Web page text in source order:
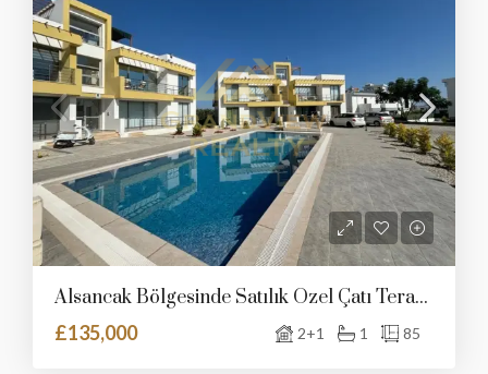
Alsancak Bölgesinde Satılık Özel Çatı Teraslı Ve Ortak Havuzlu Daire
£135,000
2+1 1 85